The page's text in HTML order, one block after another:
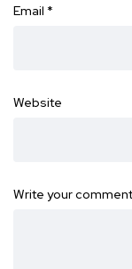
Email *
Website
Write your